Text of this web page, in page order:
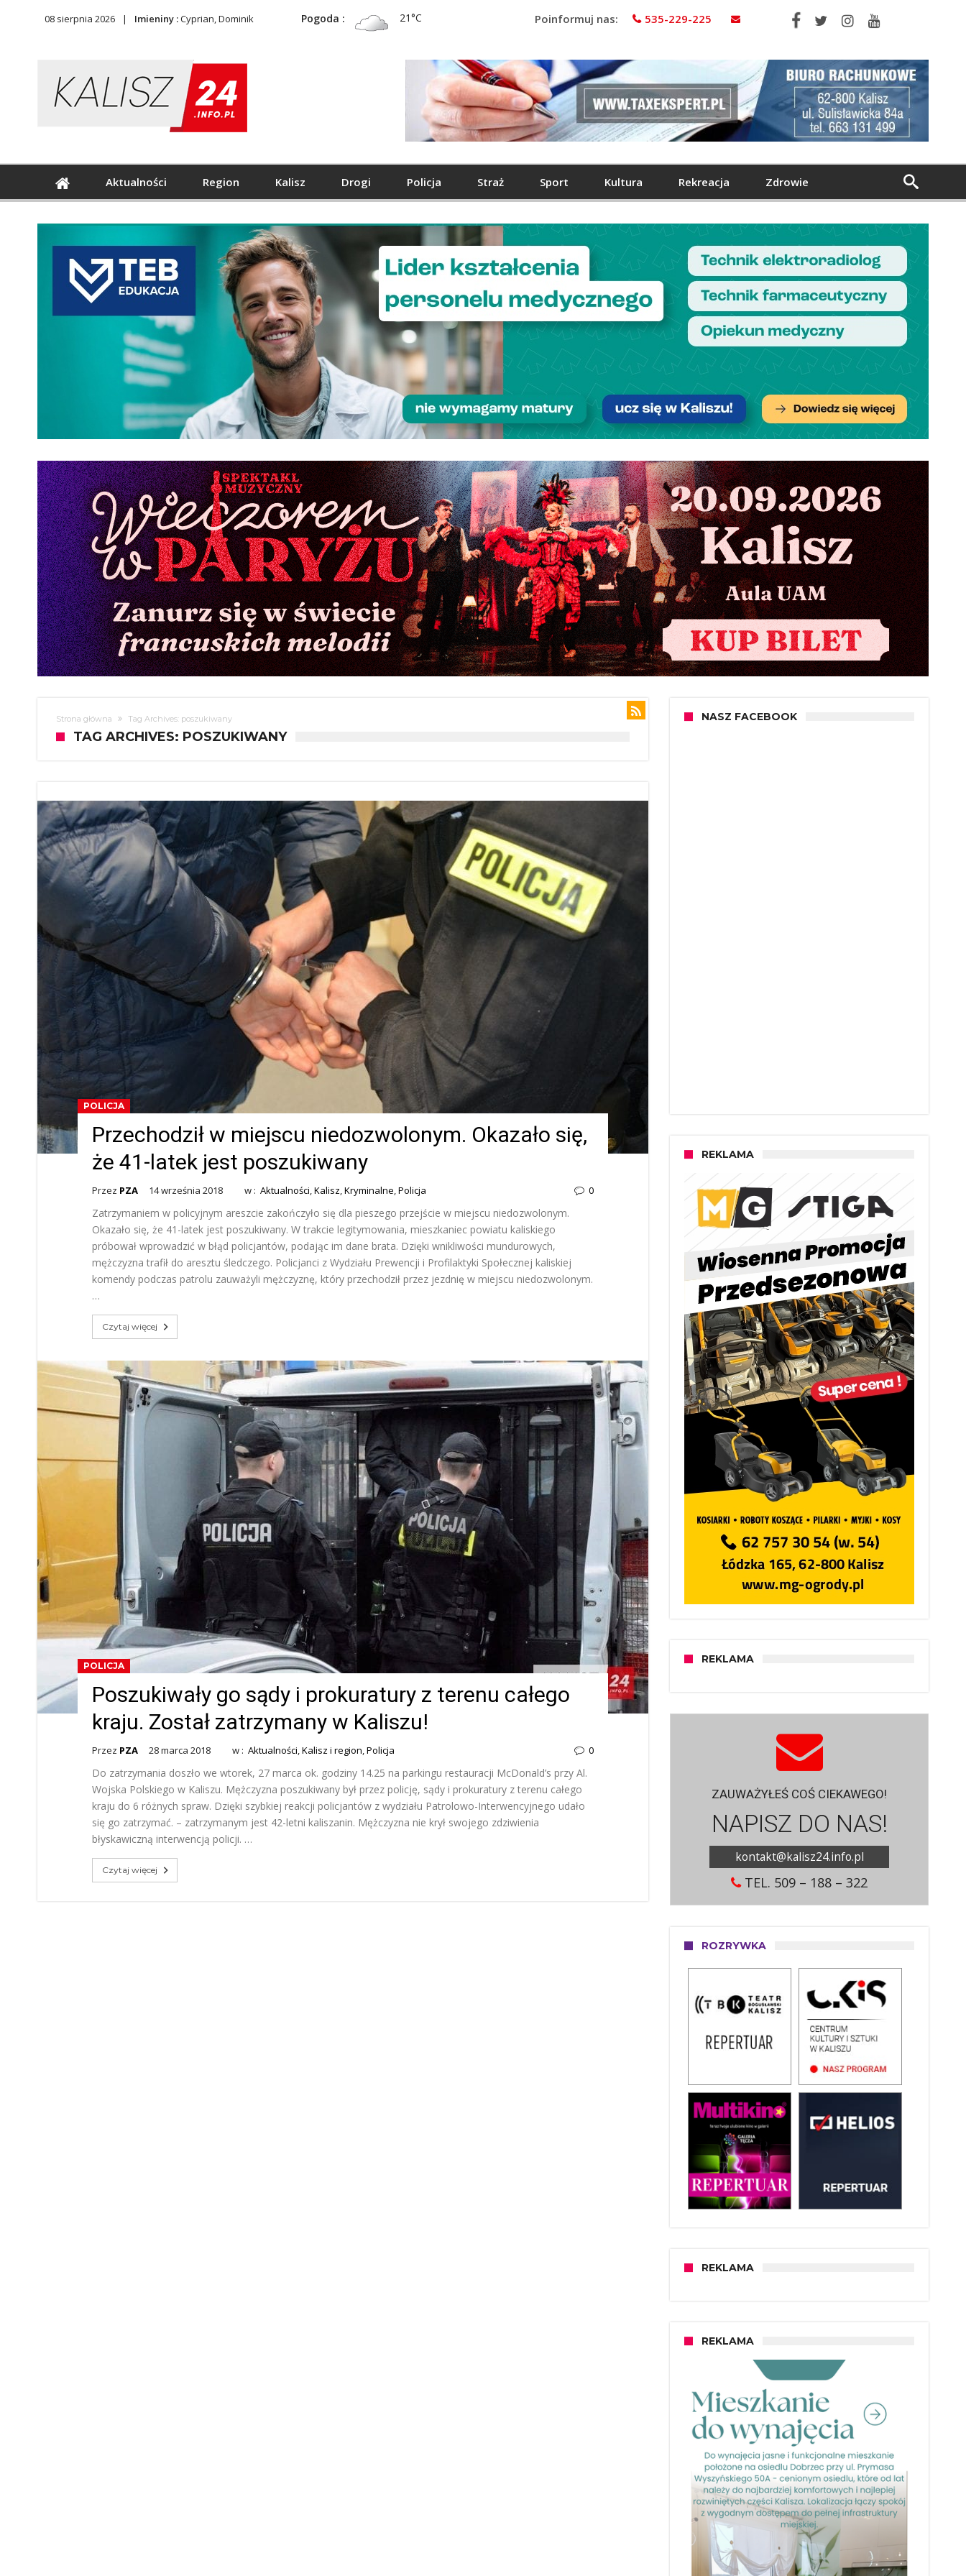
08 sierpnia 2026 Imieniny :Cyprian, Dominik Pogoda : 21°C Poinformuj nas: 535-229-225
Aktualności Region Kalisz Drogi Policja Straż Sport Kultura Rekreacja Zdrowie
Strona główna Tag Archives: poszukiwany
TAG ARCHIVES: POSZUKIWANY
POLICJA
Przechodził w miejscu niedozwolonym. Okazało się,
że 41-latek jest poszukiwany
Przez PZA 14 września 2018 w : Aktualności,Kalisz,Kryminalne,Policja 0
Zatrzymaniem w policyjnym areszcie zakończyło się dla pieszego przejście w miejscu niedozwolonym.
Okazało się, że 41-latek jest poszukiwany. W trakcie legitymowania, mieszkaniec powiatu kaliskiego
próbował wprowadzić w błąd policjantów, podając im dane brata. Dzięki wnikliwości mundurowych,
mężczyzna trafił do aresztu śledczego. Policjanci z Wydziału Prewencji i Profilaktyki Społecznej kaliskiej
komendy podczas patrolu zauważyli mężczyznę, który przechodził przez jezdnię w miejscu niedozwolonym.
…
Czytaj więcej
POLICJA
Poszukiwały go sądy i prokuratury z terenu całego
kraju. Został zatrzymany w Kaliszu!
Przez PZA 28 marca 2018 w : Aktualności,Kalisz i region,Policja 0
Do zatrzymania doszło we wtorek, 27 marca ok. godziny 14.25 na parkingu restauracji McDonald’s przy Al.
Wojska Polskiego w Kaliszu. Mężczyzna poszukiwany był przez policję, sądy i prokuratury z terenu całego
kraju do 6 różnych spraw. Dzięki szybkiej reakcji policjantów z wydziału Patrolowo-Interwencyjnego udało
się go zatrzymać. – zatrzymanym jest 42-letni kaliszanin. Mężczyzna nie krył swojego zdziwienia
błyskawiczną interwencją policji. …
Czytaj więcej
NASZ FACEBOOK
REKLAMA
REKLAMA
ZAUWAŻYŁEŚ COŚ CIEKAWEGO!
NAPISZ DO NAS!
kontakt@kalisz24.info.pl
TEL. 509 – 188 – 322
ROZRYWKA
REKLAMA
REKLAMA